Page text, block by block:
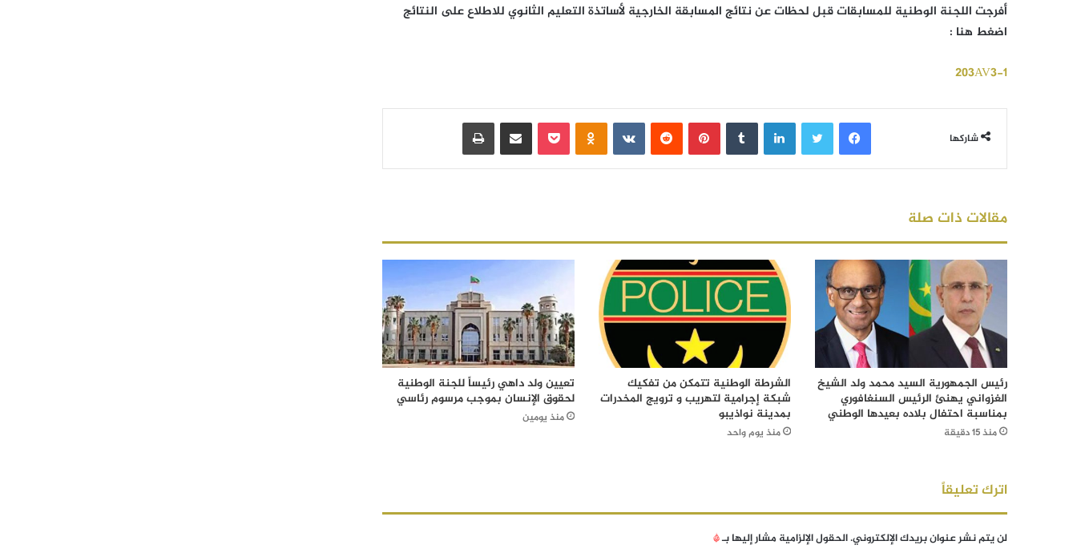
أفرجت اللجنة الوطنية للمسابقات قبل لحظات عن نتائج المسابقة الخارجية لأساتذة التعليم الثانوي للاطلاع على النتائج
اضغط هنا :
203AV3-1
شاركها
فيسبوك لينكدإن بينتيريست بوكيت مشاركة عبر البريد
مقالات ذات صلة
رئيس الجمهورية السيد محمد ولد الشيخ
الغزواني يهنئ الرئيس السنغافوري
بمناسبة احتفال بلاده بعيدها الوطني
منذ 15 دقيقة
الشرطة الوطنية تتمكن من تفكيك
شبكة إجرامية لتهريب و ترويج المخدرات
بمدينة نواذيبو
منذ يوم واحد
تعيين ولد داهي رئيساً للجنة الوطنية
لحقوق الإنسان بموجب مرسوم رئاسي
منذ يومين
اترك تعليقاً
لن يتم نشر عنوان بريدك الإلكتروني.الحقول الإلزامية مشار إليها بـ*